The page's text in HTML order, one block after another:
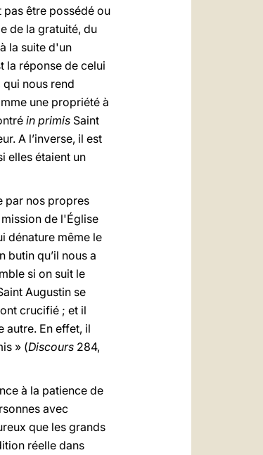
pas être possédé ou
de la gratuité, du
la suite d'un
la réponse de celui
nous rend
une propriété à
in primis Saint
A l’inverse, il est
elles étaient un
par nos propres
de l'Église
dénature même le
butin qu’il nous a
si on suit le
Augustin se
crucifié ; et il
autre. En effet, il
» (Discours 284,
à la patience de
avec
que les grands
réelle dans